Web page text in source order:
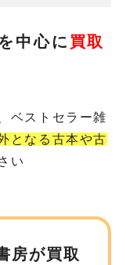
を 中心に 買取
ベストセラー雑
となる古本や古
い
房が買取